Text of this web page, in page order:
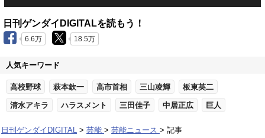
日刊ゲンダイDIGITALを読もう！
6.6万 18.5万
人気キーワード
高校野球 萩本欽一 高市首相 三山凌輝 板東英二
清水アキラ ハラスメント 三田佳子 中居正広 巨人
日刊ゲンダイDIGITAL 芸能 芸能ニュース 記事